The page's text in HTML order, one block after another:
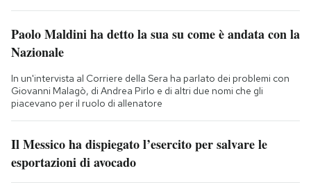
Paolo Maldini ha detto la sua su come è andata con la
Nazionale
In un'intervista al Corriere della Sera ha parlato dei problemi con
Giovanni Malagò, di Andrea Pirlo e di altri due nomi che gli
piacevano per il ruolo di allenatore
Il Messico ha dispiegato l’esercito per salvare le
esportazioni di avocado